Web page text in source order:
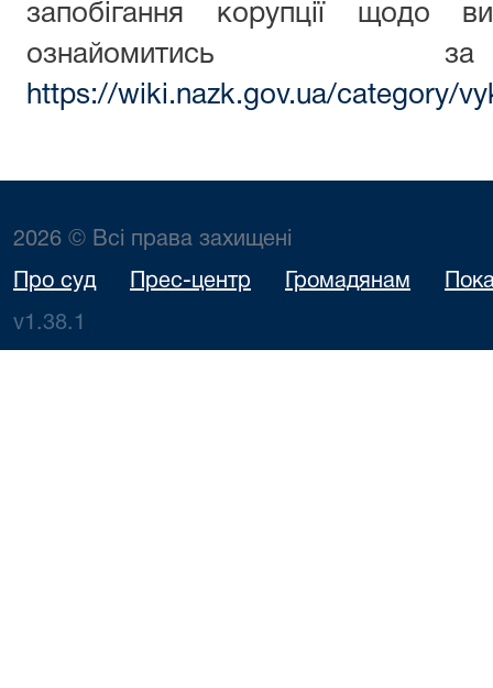
запобігання корупції щодо
ознайомитись
https://wiki.nazk.gov.ua/category/
2026 © Всі права захищені
Про суд Прес-центр Громадянам
v1.38.1